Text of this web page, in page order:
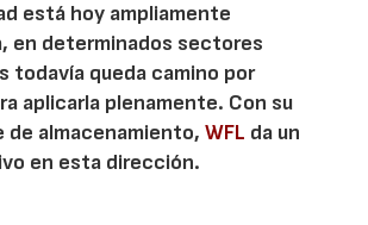
está hoy ampliamente
en determinados sectores
todavía queda camino por
aplicarla plenamente. Con su
de almacenamiento,WFL da un
en esta dirección.